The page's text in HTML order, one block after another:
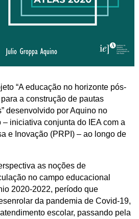
“A educação no horizonte pós-
a construção de pautas
desenvolvido por Aquino no
– iniciativa conjunta do IEA com a
e Inovação (PRPI) – ao longo de
as noções de
no campo educacional
2020-2022, período que
da pandemia de Covid-19,
escolar, passando pela